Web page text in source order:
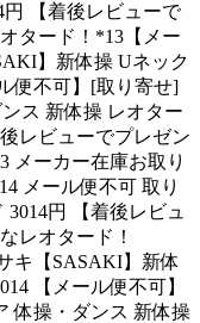
【着後レビューで
タード！*13【メー
】新体操 Uネック
便不可】[取り寄せ]
ス 新体操 レオター
レビューでプレゼン
メーカー在庫お取り
メール便不可 取り
円 【着後レビュ
レオタード！
キ【SASAKI】新体
【メール便不可】
体操・ダンス 新体操